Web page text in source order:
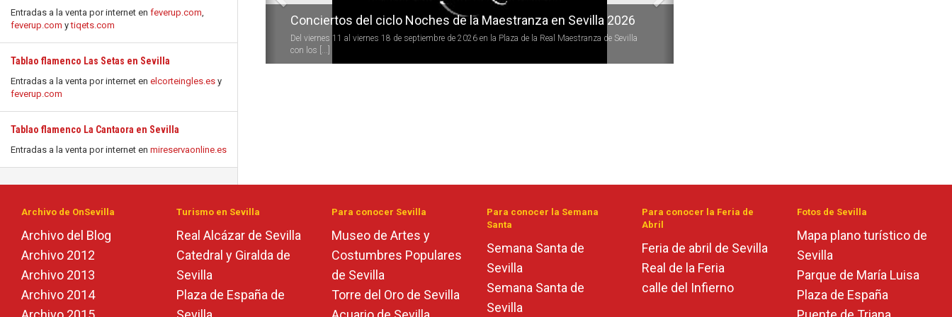
Entradas a la venta por internet en feverup.com,
feverup.com ytiqets.com
Tablao flamenco Las Setas en Sevilla
Entradas a la venta por internet en elcorteingles.es y
feverup.com
Tablao flamenco La Cantaora en Sevilla
Entradas a la venta por internet en mireservaonline.es
Conciertos del ciclo Noches de la Maestranza en Sevilla 2026
Del viernes 11 al viernes 18 de septiembre de 2026 en la Plaza de la Real Maestranza de Sevilla
con los [...]
Archivo de OnSevilla
Archivo del Blog
Archivo 2012
Archivo 2013
Archivo 2014
Turismo en Sevilla
Real Alcázar de Sevilla
Catedral y Giralda de
Sevilla
Plaza de España de
Para conocer Sevilla
Museo de Artes y
Costumbres Populares
de Sevilla
Torre del Oro de Sevilla
Para conocer la Semana
Santa
Semana Santa de
Sevilla
Semana Santa de
Sevilla
Para conocer la Feria de
Abril
Feria de abril de Sevilla
Real de la Feria
calle del Infierno
Fotos de Sevilla
Mapa plano turístico de
Sevilla
Parque de María Luisa
Plaza de España